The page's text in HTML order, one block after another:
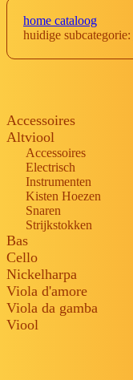
home cataloog
huidige subcategorie:
Accessoires
Altviool
Accessoires
Electrisch
Instrumenten
Kisten Hoezen
Snaren
Strijkstokken
Bas
Cello
Nickelharpa
Viola d'amore
Viola da gamba
Viool